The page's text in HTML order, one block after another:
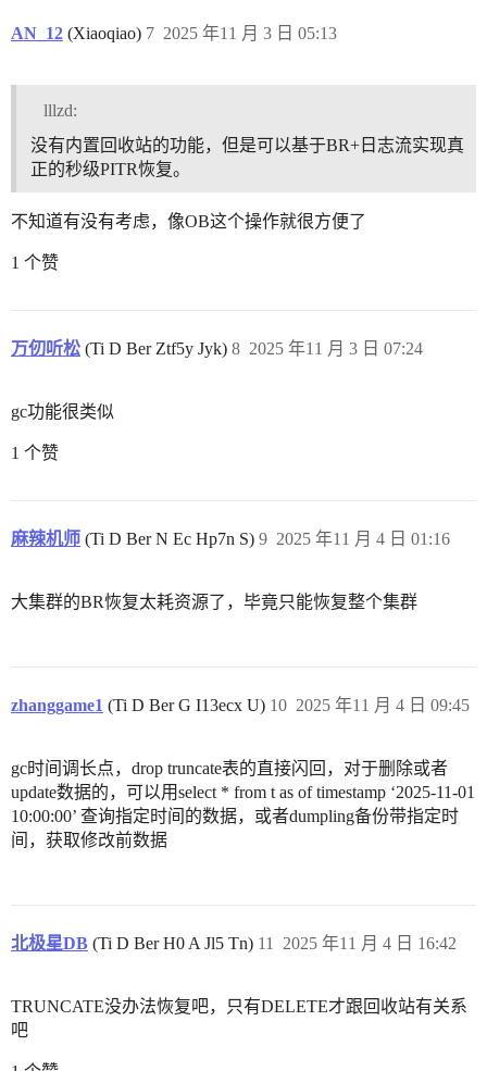
AN_12 (Xiaoqiao) 2025 年11 月 3 日 05:13
7
lllzd:
没有内置回收站的功能，但是可以基于BR+日志流实现真
正的秒级PITR恢复。
不知道有没有考虑，像OB这个操作就很方便了
1 个赞
万仞听松 (Ti D Ber Ztf5y Jyk) 2025 年11 月 3 日 07:24
8
gc功能很类似
1 个赞
麻辣机师 (Ti D Ber N Ec Hp7n S) 2025 年11 月 4 日 01:16
9
大集群的BR恢复太耗资源了，毕竟只能恢复整个集群
zhanggame1 (Ti D Ber G I13ecx U) 2025 年11 月 4 日 09:45
10
gc时间调长点，drop truncate表的直接闪回，对于删除或者
update数据的，可以用select * from t as of timestamp ‘2025-11-01
10:00:00’ 查询指定时间的数据，或者dumpling备份带指定时
间，获取修改前数据
北极星DB (Ti D Ber H0 A Jl5 Tn) 2025 年11 月 4 日 16:42
11
TRUNCATE没办法恢复吧，只有DELETE才跟回收站有关系
吧